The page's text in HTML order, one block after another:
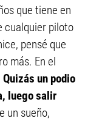
que tiene en
cualquier piloto
pensé que
más. En el
un podio
luego salir
un sueño,